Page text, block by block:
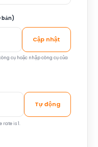
bản)
Cập nhật
cụ hoặc nhập công cụ của
Tự động
rate is 1.